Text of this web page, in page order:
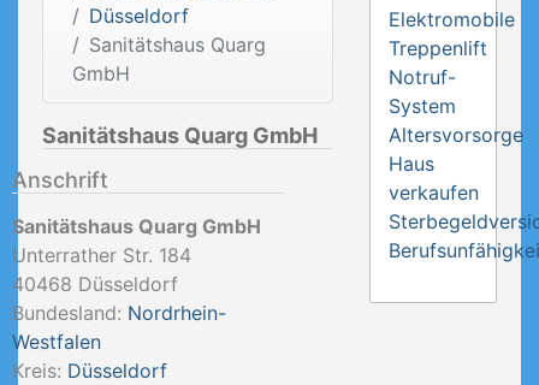
Düsseldorf
Sanitätshaus Quarg
GmbH
Sanitätshaus Quarg GmbH
Anschrift
Sanitätshaus Quarg GmbH
Unterrather Str. 184
40468 Düsseldorf
Bundesland: Nordrhein-
Westfalen
Kreis: Düsseldorf
Elektromobile
Treppenlift
Notruf-
System
Altersvorsorge
Haus
verkaufen